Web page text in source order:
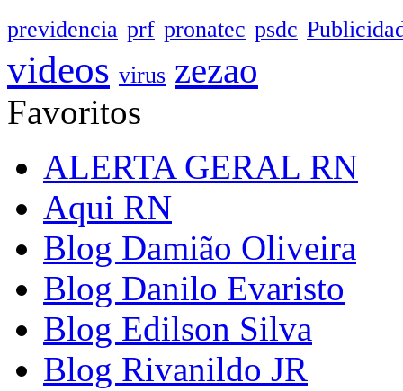
previdencia prf pronatec psdc
videos virus zezao
Favoritos
ALERTA GERAL RN
Aqui RN
Blog Damião Oliveira
Blog Danilo Evaristo
Blog Edilson Silva
Blog Rivanildo JR